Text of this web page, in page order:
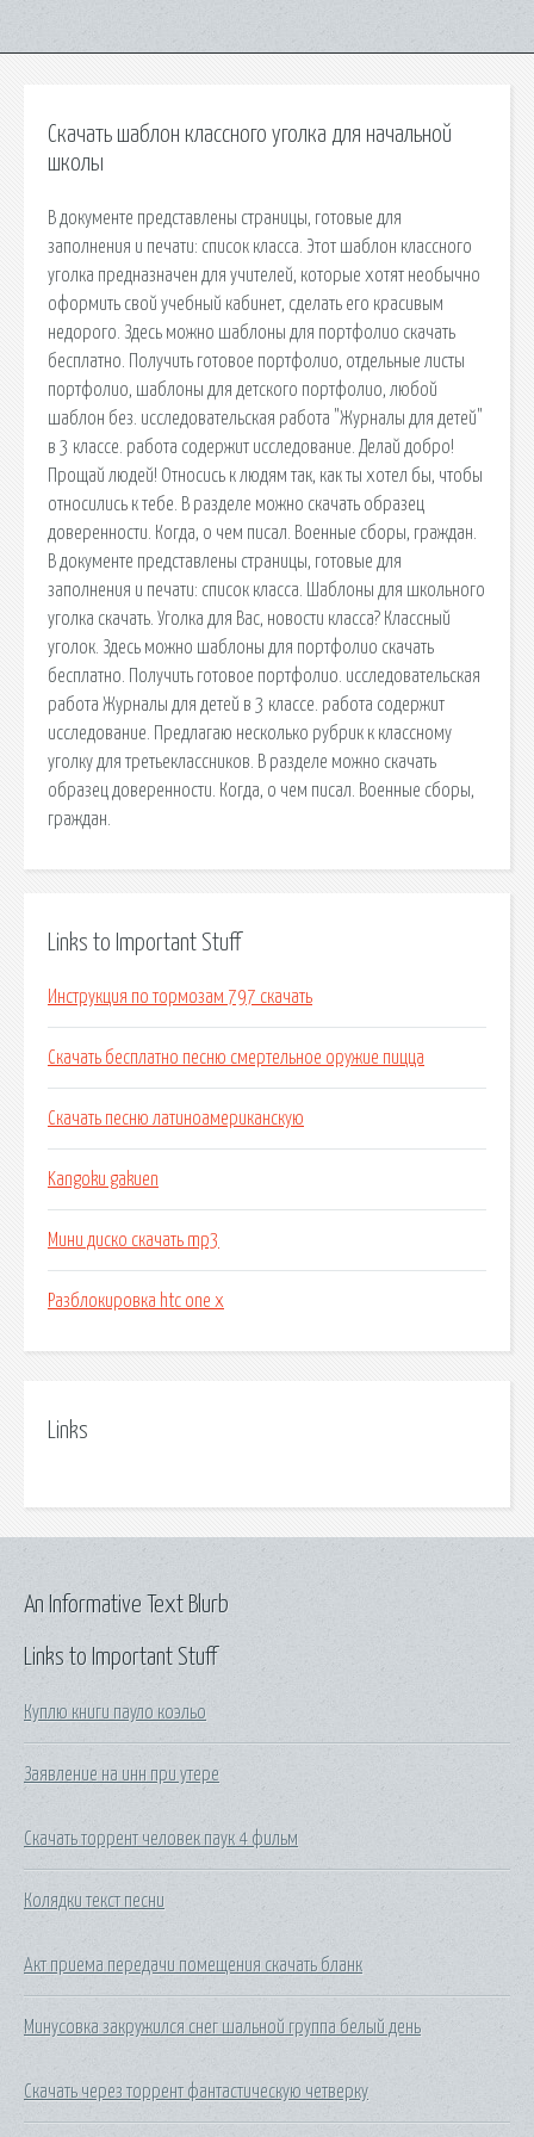
Скачать шаблон классного уголка для начальной
школы
В документе представлены страницы, готовые для
заполнения и печати: список класса. Этот шаблон классного
уголка предназначен для учителей, которые хотят необычно
оформить свой учебный кабинет, сделать его красивым
недорого. Здесь можно шаблоны для портфолио скачать
бесплатно. Получить готовое портфолио, отдельные листы
портфолио, шаблоны для детского портфолио, любой
шаблон без. исследовательская работа "Журналы для детей"
в 3 классе. работа содержит исследование. Делай добро!
Прощай людей! Относись к людям так, как ты хотел бы, чтобы
относились к тебе. В разделе можно скачать образец
доверенности. Когда, о чем писал. Военные сборы, граждан.
В документе представлены страницы, готовые для
заполнения и печати: список класса. Шаблоны для школьного
уголка скачать. Уголка для Вас, новости класса? Классный
уголок. Здесь можно шаблоны для портфолио скачать
бесплатно. Получить готовое портфолио. исследовательская
работа Журналы для детей в 3 классе. работа содержит
исследование. Предлагаю несколько рубрик к классному
уголку для третьеклассников. В разделе можно скачать
образец доверенности. Когда, о чем писал. Военные сборы,
граждан.
Links to Important Stuff
Инструкция по тормозам 797 скачать
Скачать бесплатно песню смертельное оружие пицца
Скачать песню латиноамериканскую
Kangoku gakuen
Мини диско скачать mp3
Разблокировка htc one x
Links
Links to Important Stuff
Куплю книги пауло коэльо
Заявление на инн при утере
Скачать торрент человек паук 4 фильм
Колядки текст песни
Акт приема передачи помещения скачать бланк
Минусовка закружился снег шальной группа белый день
Скачать через торрент фантастическую четверку
An Informative Text Blurb